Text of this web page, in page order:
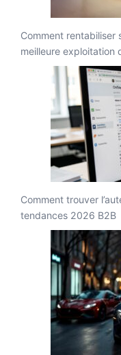
Comment rentabiliser
meilleure exploitation
Comment trouver
tendances 2026 B2B